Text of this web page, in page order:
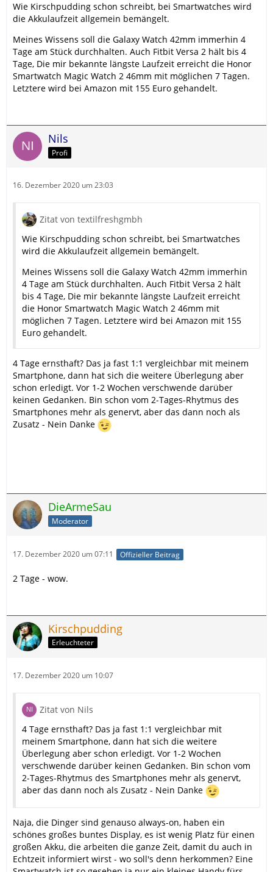
Wie Kirschpudding schon schreibt, bei Smartwatches wird
die Akkulaufzeit allgemein bemängelt.
Meines Wissens soll die Galaxy Watch 42mm immerhin 4
Tage am Stück durchhalten. Auch Fitbit Versa 2 hält bis 4
Tage, Die mir bekannte längste Laufzeit erreicht die Honor
Smartwatch Magic Watch 2 46mm mit möglichen 7 Tagen.
Letztere wird bei Amazon mit 155 Euro gehandelt.
Nils
Profi
16. Dezember 2020 um 23:03
Zitat von textilfreshgmbh
Wie Kirschpudding schon schreibt, bei Smartwatches
wird die Akkulaufzeit allgemein bemängelt.
Meines Wissens soll die Galaxy Watch 42mm immerhin
4 Tage am Stück durchhalten. Auch Fitbit Versa 2 hält
bis 4 Tage, Die mir bekannte längste Laufzeit erreicht
die Honor Smartwatch Magic Watch 2 46mm mit
möglichen 7 Tagen. Letztere wird bei Amazon mit 155
Euro gehandelt.
4 Tage ernsthaft? Das ja fast 1:1 vergleichbar mit meinem
Smartphone, dann hat sich die weitere Überlegung aber
schon erledigt. Vor 1-2 Wochen verschwende darüber
keinen Gedanken. Bin schon vom 2-Tages-Rhytmus des
Smartphones mehr als genervt, aber das dann noch als
Zusatz - Nein Danke
DieArmeSau
Moderator
17. Dezember 2020 um 07:11 Offizieller Beitrag
2 Tage - wow.
Kirschpudding
Erleuchteter
17. Dezember 2020 um 10:07
Zitat von Nils
4 Tage ernsthaft? Das ja fast 1:1 vergleichbar mit
meinem Smartphone, dann hat sich die weitere
Überlegung aber schon erledigt. Vor 1-2 Wochen
verschwende darüber keinen Gedanken. Bin schon vom
2-Tages-Rhytmus des Smartphones mehr als genervt,
aber das dann noch als Zusatz - Nein Danke
Naja, die Dinger sind genauso always-on, haben ein
schönes großes buntes Display, es ist wenig Platz für einen
großen Akku, die arbeiten die ganze Zeit, damit du auch in
Echtzeit informiert wirst - wo soll's denn herkommen? Eine